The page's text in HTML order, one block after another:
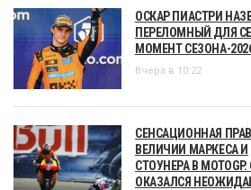
ОСКАР ПИАСТРИ
ПЕРЕЛОМНЫЙ ДЛЯ
МОМЕНТ СЕЗОНА-
Вчера в 10:22
СЕНСАЦИОННАЯ
ВЕЛИЧИИ МАРКЕСА И
СТОУНЕРА В
ОКАЗАЛСЯ